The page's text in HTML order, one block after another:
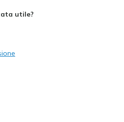
utile?